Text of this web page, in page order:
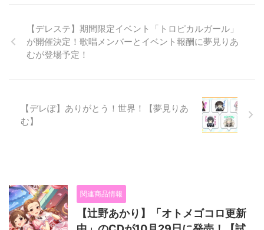
【デレステ】期間限定イベント「トロピカルガール」
が開催決定！歌唱メンバーとイベント報酬に夢見りあ
むが登場予定！
【デレぽ】ありがとう！世界！【夢見りあ
む】
関連商品情報
【辻野あかり】「オトメゴコロ更新